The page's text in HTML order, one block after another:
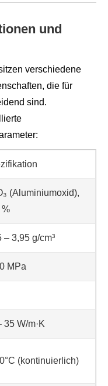
und
verschiedene
die für
sind.
(Aluminiumoxid),
%
– 3,95 g/cm³
MPa
35 W/m·K
(kontinuierlich)